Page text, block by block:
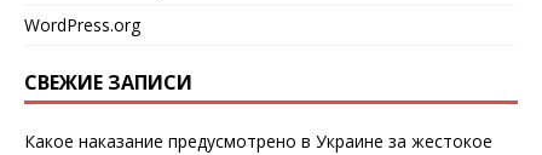
WordPress.org
СВЕЖИЕ ЗАПИСИ
Какое наказание предусмотрено в Украине за жестокое